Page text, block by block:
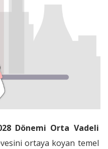
Dönemi Orta Vadeli
ortaya koyan temel